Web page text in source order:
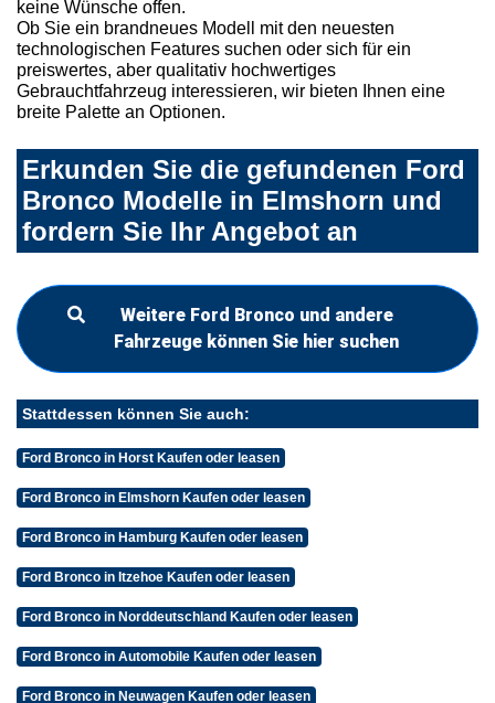
keine Wünsche offen.
Ob Sie ein brandneues Modell mit den neuesten
technologischen Features suchen oder sich für ein
preiswertes, aber qualitativ hochwertiges
Gebrauchtfahrzeug interessieren, wir bieten Ihnen eine
breite Palette an Optionen.
Erkunden Sie die gefundenen Ford
Bronco Modelle in Elmshorn und
fordern Sie Ihr Angebot an
Weitere Ford Bronco und andere
Fahrzeuge können Sie hier suchen
Stattdessen können Sie auch:
Ford Bronco in Horst Kaufen oder leasen
Ford Bronco in Elmshorn Kaufen oder leasen
Ford Bronco in Hamburg Kaufen oder leasen
Ford Bronco in Itzehoe Kaufen oder leasen
Ford Bronco in Norddeutschland Kaufen oder leasen
Ford Bronco in Automobile Kaufen oder leasen
Ford Bronco in Neuwagen Kaufen oder leasen